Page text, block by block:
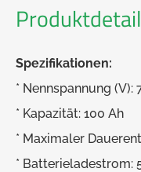
Spezifikationen:
* Nennspannung (V):
* Kapazität: 100 Ah
* Maximaler
* Batterieladestrom: